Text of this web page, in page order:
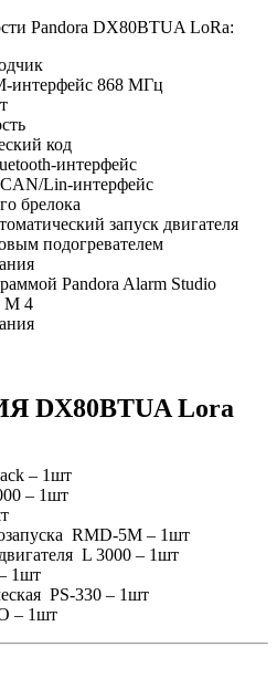
Pandora DX80BTUA LoRa:
интерфейс 868 MГц
код
интерфейс
Lin-интерфейс
брелока
запуск двигателя
подогревателем
Pandora Alarm Studio
M 4
Lora
– 1шт
– 1шт
RMD-5M – 1шт
L 3000 – 1шт
1шт
PS-330 – 1шт
– 1шт